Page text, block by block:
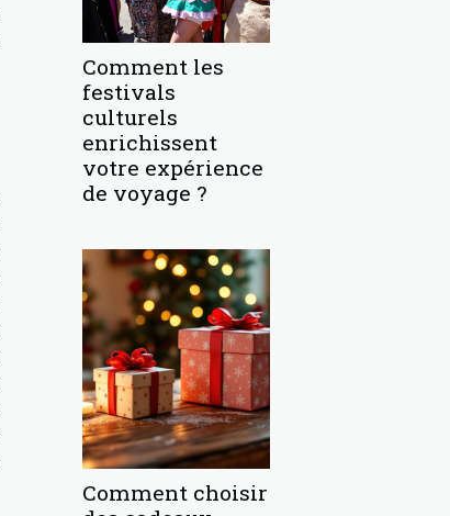
Comment les
festivals
culturels
enrichissent
votre expérience
de voyage ?
Comment choisir